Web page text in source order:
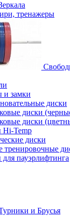
тренажеры
и замки
диски
диски
диски
Hi-Temp
диски
тренировочные
пауэрлифтинга
и Брусья